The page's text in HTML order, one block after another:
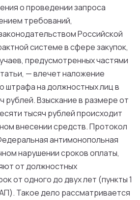
опроведениизапроса
требований,
Российской
системевсферезакупок,
, предусмотренныхчастями
, — влечет наложение
штрафанадолжностныхлицв
рублей. Взысканиев размереот
тысяч рублей происходит
внесениисредств. Протокол
антимонопольная
нарушениисроковоплаты,
отдолжностных
отодногододвухлет (пункты1
Такоедело рассматривается